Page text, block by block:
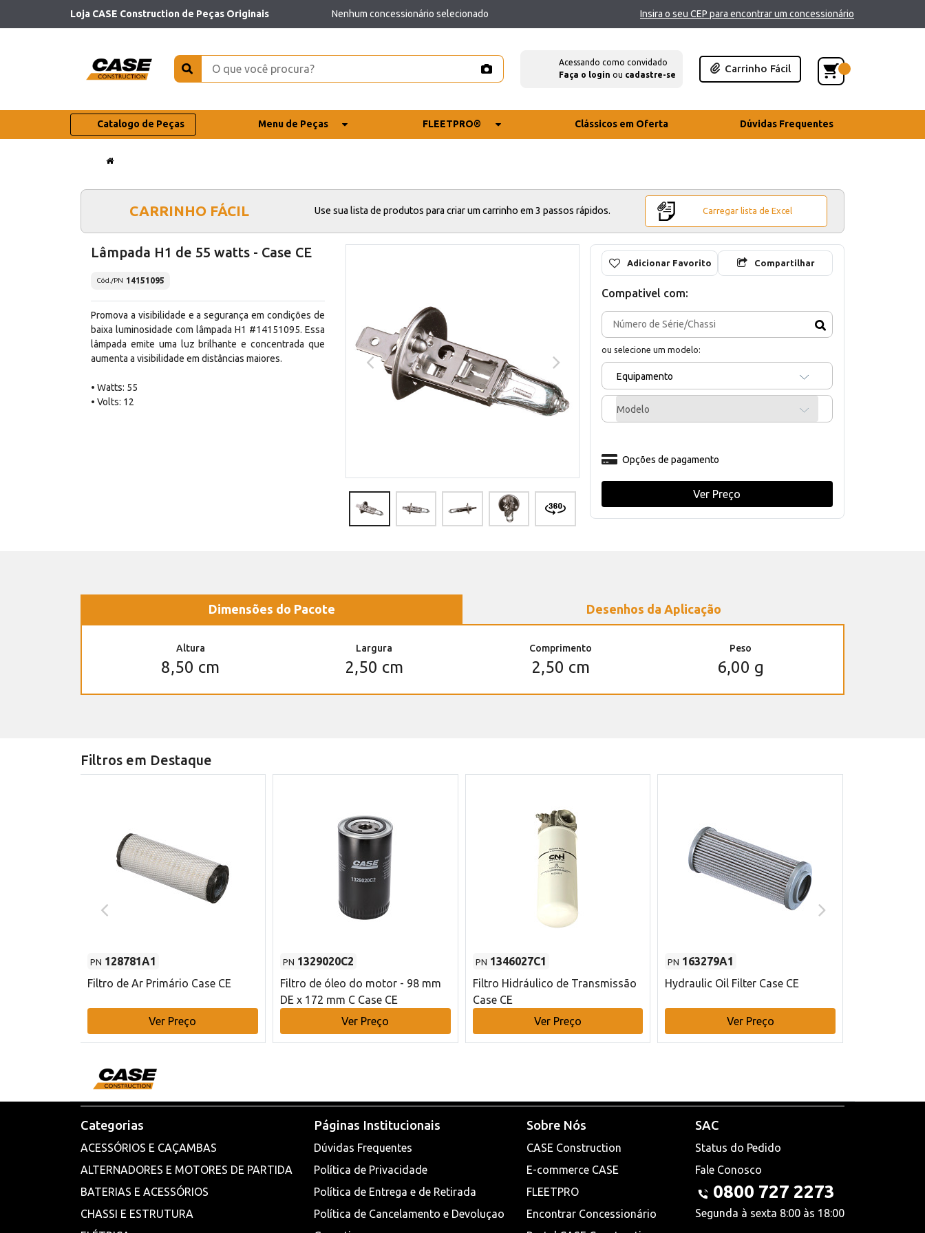
Loja CASE Construction de Peças Originais Nenhum concessionário selecionado Insira o seu CEP para encontrar um concessionário
Acessando como convidado
Faça o login ou cadastre-se
Carrinho Fácil
Catalogo de Peças Menu de Peças FLEETPRO® Clássicos em Oferta Dúvidas Frequentes
CARRINHO FÁCIL Use sua lista de produtos para criar um carrinho em 3 passos rápidos. Carregar lista de Excel
Lâmpada H1 de 55 watts - Case CE
Cód./PN 14151095
Promova a visibilidade e a segurança em condições de
baixa luminosidade com lâmpada H1 #14151095. Essa
lâmpada emite uma luz brilhante e concentrada que
aumenta a visibilidade em distâncias maiores.
• Watts: 55
• Volts: 12
Adicionar Favorito Compartilhar
Compativel com:
ou selecione um modelo:
Equipamento
Modelo
Opções de pagamento
Ver Preço
Dimensões do Pacote Desenhos da Aplicação
Altura
8,50 cm
Largura
2,50 cm
Comprimento
2,50 cm
Peso
6,00 g
Filtros em Destaque
PN 128781A1
Filtro de Ar Primário Case CE
Ver Preço
PN 1329020C2
Filtro de óleo do motor - 98 mm
DE x 172 mm C Case CE
Ver Preço
PN 1346027C1
Filtro Hidráulico de Transmissão
Case CE
Ver Preço
PN 163279A1
Hydraulic Oil Filter Case CE
Ver Preço
Categorias
ACESSÓRIOS E CAÇAMBAS
ALTERNADORES E MOTORES DE PARTIDA
BATERIAS E ACESSÓRIOS
CHASSI E ESTRUTURA
Páginas Institucionais
Dúvidas Frequentes
Política de Privacidade
Política de Entrega e de Retirada
Política de Cancelamento e Devoluçao
Sobre Nós
CASE Construction
E-commerce CASE
FLEETPRO
Encontrar Concessionário
SAC
Status do Pedido
Fale Conosco
0800 727 2273
Segunda à sexta 8:00 às 18:00